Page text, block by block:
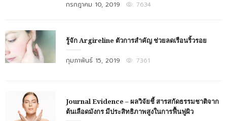
Posted
กรกฎาคม 10, 2019 7634
รู้จัก Argireline ตัวการสำคัญ ช่วยลดเรือนริ้วรอย
Posted
กุมภาพันธ์ 15, 2019 7361
Journal Evidence – ผลวิจัยชี้ สารสกัดธรรมชาติจาก
ต้นเลือดมังกร มีประสิทธิภาพสูงในการฟื้นฟูผิว